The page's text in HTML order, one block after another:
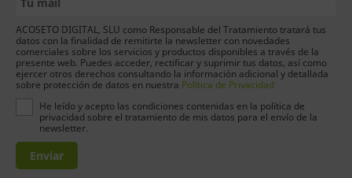
ACOSETO DIGITAL, SLU como Responsable del Tratamiento tratará tus
datos con la finalidad de remitirte la newsletter con novedades
comerciales sobre los servicios y productos disponibles a través de la
presente web. Puedes acceder, rectificar y suprimir tus datos, así como
ejercer otros derechos consultando la información adicional y detallada
sobre protección de datos en nuestra Política de Privacidad
He leído y acepto las condiciones contenidas en la política de
privacidad sobre el tratamiento de mis datos para el envío de la
newsletter.
Enviar